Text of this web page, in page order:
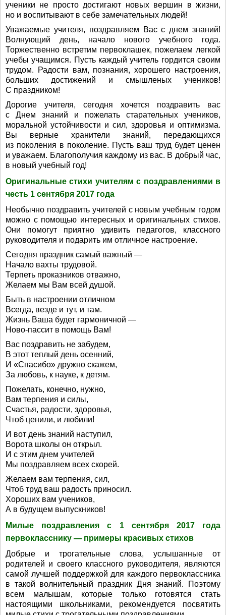
ученики не просто достигают новых вершин в жизни,
но и воспитывают в себе замечательных людей!
Уважаемые учителя, поздравляем Вас с днем знаний!
Волнующий день, начало нового учебного года.
Торжественно встретим первоклашек, пожелаем легкой
учебы учащимся. Пусть каждый учитель гордится своим
трудом. Радости вам, познания, хорошего настроения,
больших достижений и смышленых учеников!
С праздником!
Дорогие учителя, сегодня хочется поздравить вас
с Днем знаний и пожелать старательных учеников,
моральной устойчивости и сил, здоровья и оптимизма.
Вы верные хранители знаний, передающихся
из поколения в поколение. Пусть ваш труд будет ценен
и уважаем. Благополучия каждому из вас. В добрый час,
в новый учебный год!
Оригинальные стихи учителям с поздравлениями в
честь 1 сентября 2017 года
Необычно поздравить учителей с новым учебным годом
можно с помощью интересных и оригинальных стихов.
Они помогут приятно удивить педагогов, классного
руководителя и подарить им отличное настроение.
Сегодня праздник самый важный —
Начало вахты трудовой.
Терпеть проказников отважно,
Желаем мы Вам всей душой.
Быть в настроении отличном
Всегда, везде и тут, и там.
Жизнь Ваша будет гармоничной —
Ново-пассит в помощь Вам!
Вас поздравить не забудем,
В этот теплый день осенний,
И «Спасибо» дружно скажем,
За любовь, к науке, к детям.
Пожелать, конечно, нужно,
Вам терпения и силы,
Счастья, радости, здоровья,
Чтоб ценили, и любили!
И вот день знаний наступил,
Ворота школы он открыл.
И с этим днем учителей
Мы поздравляем всех скорей.
Желаем вам терпения, сил,
Чтоб труд ваш радость приносил.
Хороших вам учеников,
А в будущем выпускников!
Милые поздравления с 1 сентября 2017 года
первокласснику — примеры красивых стихов
Добрые и трогательные слова, услышанные от
родителей и своего классного руководителя, являются
самой лучшей поддержкой для каждого первоклассника
в такой волнительный праздник Дня знаний. Поэтому
всем малышам, которые только готовятся стать
настоящими школьниками, рекомендуется посвятить